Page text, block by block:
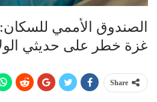
الصندوق الأممي
غزة خطر على حديثي
Share